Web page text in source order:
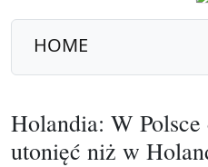
HOME
Holandia: W
utonięć niż w